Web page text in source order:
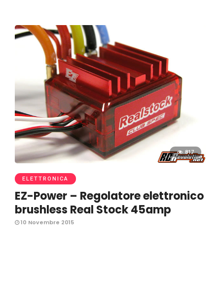
817
ELETTRONICA
EZ-Power – Regolatore elettronico
brushless Real Stock 45amp
10 Novembre 2015